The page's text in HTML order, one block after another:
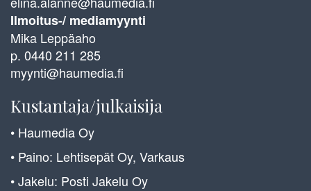
Ilmoitus-/ mediamyynti
Mika Leppäaho
p. 0440 211 285
myynti@haumedia.fi
Kustantaja/julkaisija
• Haumedia Oy
• Paino: Lehtisepät Oy, Varkaus
• Jakelu: Posti Jakelu Oy